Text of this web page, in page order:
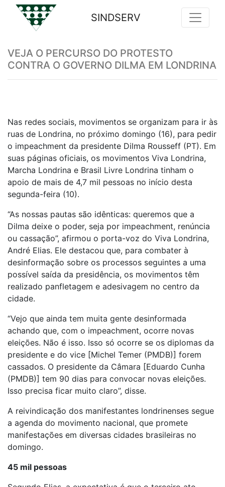
SINDSERV
VEJA O PERCURSO DO PROTESTO
CONTRA O GOVERNO DILMA EM LONDRINA
Nas redes sociais, movimentos se organizam para ir às
ruas de Londrina, no próximo domingo (16), para pedir
o impeachment da presidente Dilma Rousseff (PT). Em
suas páginas oficiais, os movimentos Viva Londrina,
Marcha Londrina e Brasil Livre Londrina tinham o
apoio de mais de 4,7 mil pessoas no início desta
segunda-feira (10).
“As nossas pautas são idênticas: queremos que a
Dilma deixe o poder, seja por impeachment, renúncia
ou cassação”, afirmou o porta-voz do Viva Londrina,
André Elias. Ele destacou que, para combater à
desinformação sobre os processos seguintes a uma
possível saída da presidência, os movimentos têm
realizado panfletagem e adesivagem no centro da
cidade.
“Vejo que ainda tem muita gente desinformada
achando que, com o impeachment, ocorre novas
eleições. Não é isso. Isso só ocorre se os diplomas da
presidente e do vice [Michel Temer (PMDB)] forem
cassados. O presidente da Câmara [Eduardo Cunha
(PMDB)] tem 90 dias para convocar novas eleições.
Isso precisa ficar muito claro”, disse.
A reivindicação dos manifestantes londrinenses segue
a agenda do movimento nacional, que promete
manifestações em diversas cidades brasileiras no
domingo.
45 mil pessoas